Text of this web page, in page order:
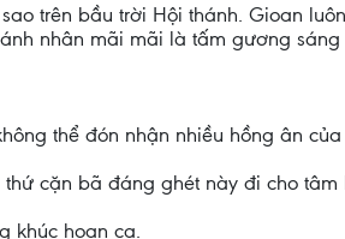
trên bầu trời Hội thánh. Gioan
nhân mãi mãi là tấm gương sáng
thể đón nhận nhiều hồng ân của
cặn bã đáng ghét này đi cho tâm
khúc hoan ca.